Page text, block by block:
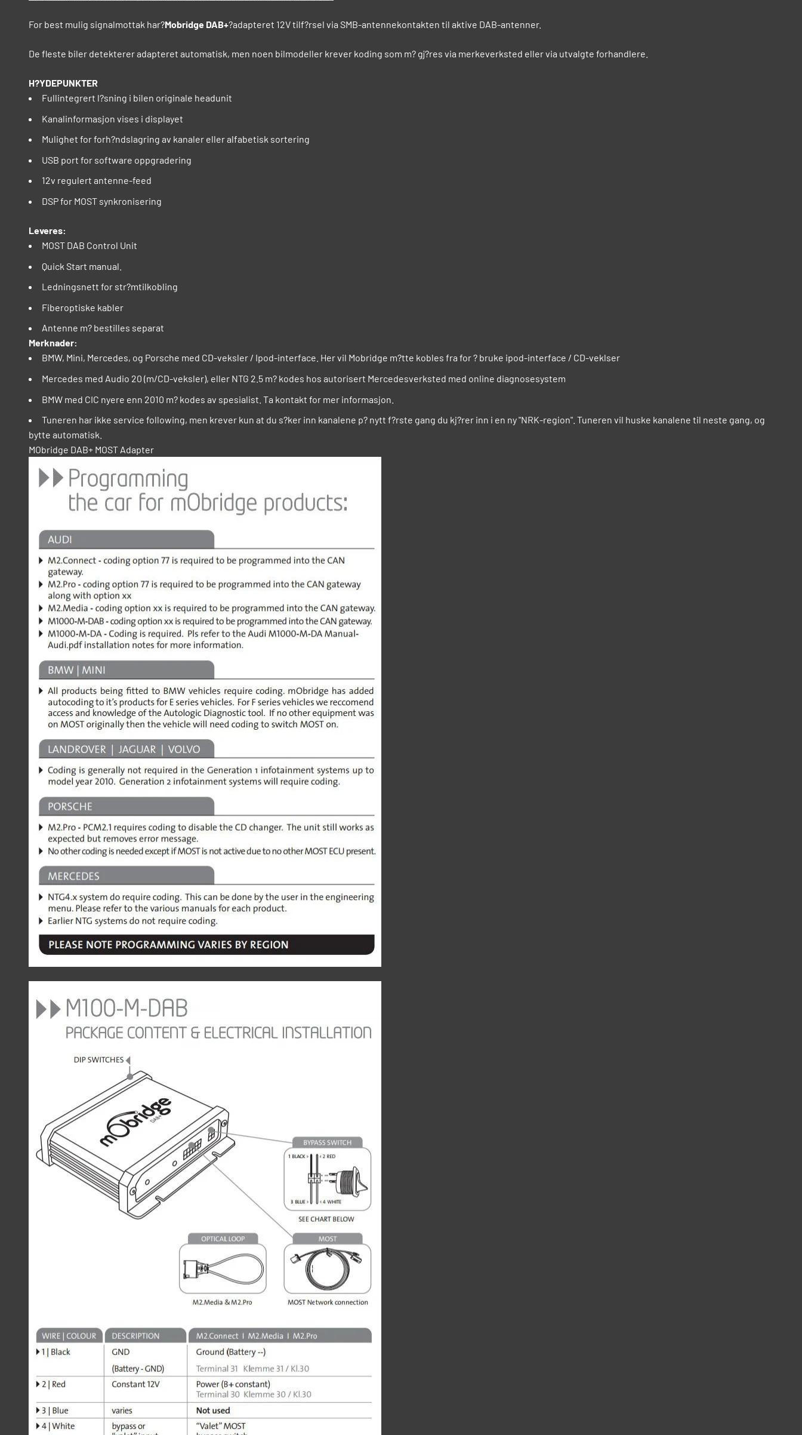
For best mulig signalmottak har?Mobridge DAB+?adapteret 12V tilf?rsel via SMB-antennekontakten til aktive DAB-antenner.
De fleste biler detekterer adapteret automatisk, men noen bilmodeller krever koding som m? gj?res via merkeverksted eller via utvalgte forhandlere.
H?YDEPUNKTER
Fullintegrert l?sning i bilen originale headunit
Kanalinformasjon vises i displayet
Mulighet for forh?ndslagring av kanaler eller alfabetisk sortering
USB port for software oppgradering
12v regulert antenne-feed
DSP for MOST synkronisering
Leveres:
MOST DAB Control Unit
Quick Start manual.
Ledningsnett for str?mtilkobling
Fiberoptiske kabler
Antenne m? bestilles separat
Merknader:
BMW, Mini, Mercedes, og Porsche med CD-veksler / Ipod-interface. Her vil Mobridge m?tte kobles fra for ? bruke ipod-interface / CD-veklser
Mercedes med Audio 20 (m/CD-veksler), eller NTG 2.5 m? kodes hos autorisert Mercedesverksted med online diagnosesystem
BMW med CIC nyere enn 2010 m? kodes av spesialist. Ta kontakt for mer informasjon.
Tuneren har ikke service following, men krever kun at du s?ker inn kanalene p? nytt f?rste gang du kj?rer inn i en ny "NRK-region". Tuneren vil huske kanalene til neste gang, og
bytte automatisk.
MObridge DAB+ MOST Adapter